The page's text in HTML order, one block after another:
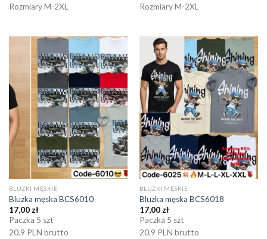
Rozmiary M-2XL
Rozmiary M-2XL
BLUZKI MĘSKIE
Bluzka męska BCS6010
17,00 zł
Paczka 5 szt
20.9 PLN brutto
BLUZKI MĘSKIE
Bluzka męska BCS6018
17,00 zł
Paczka 5 szt
20.9 PLN brutto